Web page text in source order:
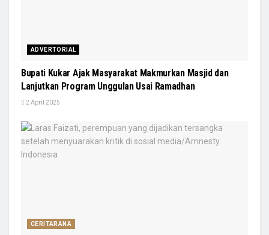
ADVERTORIAL
Bupati Kukar Ajak Masyarakat Makmurkan Masjid dan
Lanjutkan Program Unggulan Usai Ramadhan
2 April 2025
CERITARANA